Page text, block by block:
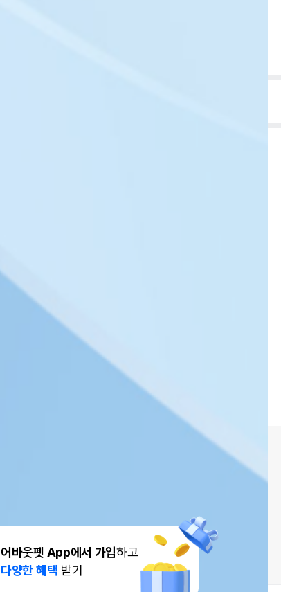
어바웃펫 App에서 가입하고
다양한 혜택 받기